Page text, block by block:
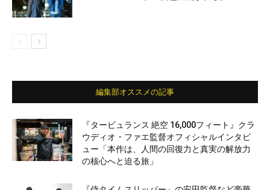
編集部オススメの記事
『タービュランス 絶空 16,000フィート』クラ
ウディオ・ファエ監督オフィシャルインタビ
ュー「本作は、人間の回復力と真実の解放力
の核心へと迫る旅」